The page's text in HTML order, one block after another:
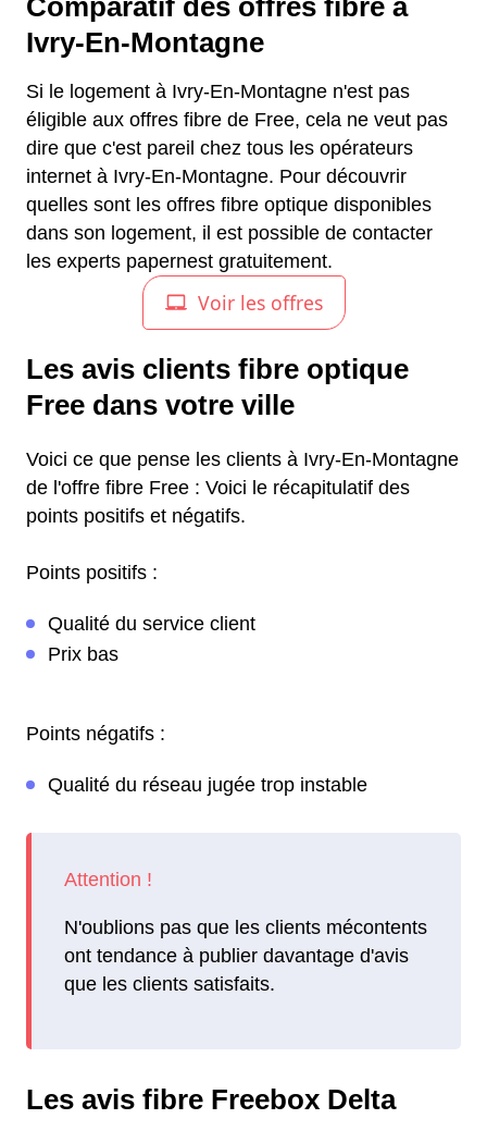
Comparatif des offres fibre à
Ivry-En-Montagne
Si le logement à Ivry-En-Montagne n'est pas
éligible aux offres fibre de Free, cela ne veut pas
dire que c'est pareil chez tous les opérateurs
internet à Ivry-En-Montagne. Pour découvrir
quelles sont les offres fibre optique disponibles
dans son logement, il est possible de contacter
les experts papernest gratuitement.
Les avis clients fibre optique
Free dans votre ville
Voici ce que pense les clients à Ivry-En-Montagne
de l'offre fibre Free : Voici le récapitulatif des
points positifs et négatifs.
Points positifs :
Qualité du service client
Prix bas
Points négatifs :
Qualité du réseau jugée trop instable
N'oublions pas que les clients mécontents
ont tendance à publier davantage d'avis
que les clients satisfaits.
Les avis fibre Freebox Delta